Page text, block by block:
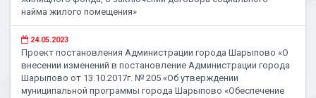
найма жилого помещения»
24.05.2023
Проект постановления Администрации города Шарыпово «О
внесении изменений в постановление Администрации города
Шарыпово от 13.10.2017г. № 205 «Об утверждении
муниципальной программы города Шарыпово «Обеспечение